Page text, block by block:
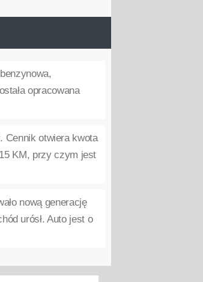
opracowana
Cennik otwiera kwota
KM, przy czym jest
nową generację
urósł. Auto jest o